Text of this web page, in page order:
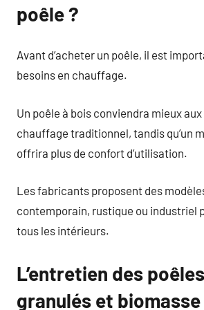
poêle ?
Avant d’acheter un poêle, il est
besoins en chauffage.
Un poêle à bois conviendra mieux
chauffage traditionnel, tandis qu’un
offrira plus de confort d’utilisation.
Les fabricants proposent des
contemporain, rustique ou industriel
tous les intérieurs.
L’entretien des
granulés et biomasse